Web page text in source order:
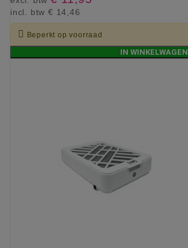
incl. btw € 14,46
 Beperkt op voorraad
IN WINKELWAGEN